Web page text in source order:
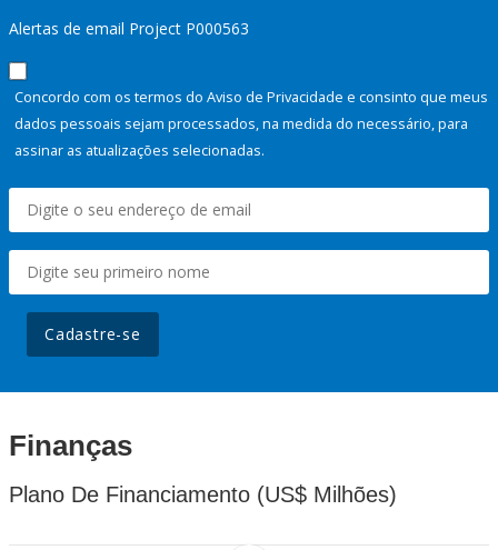
Alertas de email Project P000563
Concordo com os termos do Aviso de Privacidade e consinto que meus
dados pessoais sejam processados, na medida do necessário, para
assinar as atualizações selecionadas.
Cadastre-se
Finanças
Plano De Financiamento (US$ Milhões)